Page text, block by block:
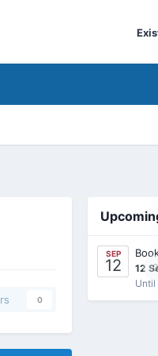
0
SEP
12 0
12
Until